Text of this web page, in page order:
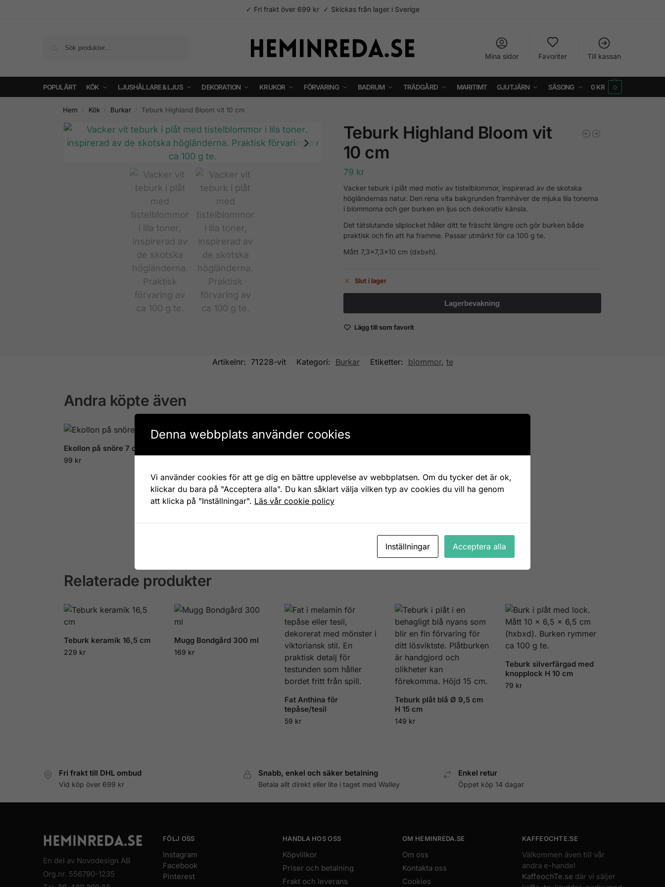
✓ Fri frakt över 699 kr ✓ Skickas från lager i Sverige
Mina sidor Favoriter Till kassan
POPULÄRT KÖK LJUSHÅLLARE & LJUS DEKORATION KRUKOR FÖRVARING BADRUM TRÄDGÅRD MARITIMT GJUTJÄRN SÄSONG 0 KR 0
Hem Kök Burkar Teburk Highland Bloom vit 10 cm
Teburk Highland Bloom vit
10 cm
79 kr
Vacker teburk i plåt med motiv av tistelblommor, inspirerad av de skotska
högländernas natur. Den rena vita bakgrunden framhäver de mjuka lila tonerna
i blommorna och ger burken en ljus och dekorativ känsla.
Det tätslutande sliplocket håller ditt te fräscht längre och gör burken både
praktisk och fin att ha framme. Passar utmärkt för ca 100 g te.
Mått 7,3×7,3×10 cm (dxbxh).
Slut i lager
Lägg till som favorit
Artikelnr: 71228-vit Kategori: Burkar Etiketter: blommor, te
Andra köpte även
Ekollon på snöre 7 cm
99 kr
Värmeljushållare Höstlöv betong
20 cm
Relaterade produkter
Teburk keramik 16,5 cm
229 kr
Mugg Bondgård 300 ml
169 kr
Fat Anthina för
tepåse/tesil
59 kr
Teburk plåt blå Ø 9,5 cm
H 15 cm
149 kr
Teburk silverfärgad med
knopplock H 10 cm
79 kr
Fri frakt till DHL ombud
Vid köp över 699 kr
Snabb, enkel och säker betalning
Betala allt direkt eller lite i taget med Walley
Enkel retur
Öppet köp 14 dagar
En del av Novodesign AB
Org.nr. 556790-1235
FÖLJ OSS
Instagram
Facebook
Pinterest
HANDLA HOS OSS
Köpvillkor
Priser och betalning
Frakt och leverans
OM HEMINREDA.SE
Om oss
Kontakta oss
Cookies
KAFFEOCHTE.SE
Välkommen även till vår
andra e-handel
KaffeochTe.se där vi säljer
Denna webbplats använder cookies
Vi använder cookies för att ge dig en bättre upplevelse av webbplatsen. Om du tycker det är ok,
klickar du bara på "Acceptera alla". Du kan såklart välja vilken typ av cookies du vill ha genom
att klicka på "Inställningar". Läs vår cookie policy
Inställningar Acceptera alla